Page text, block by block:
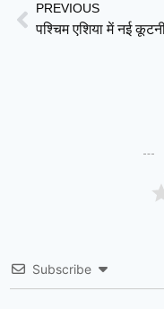
PREVIOUS
Subscribe